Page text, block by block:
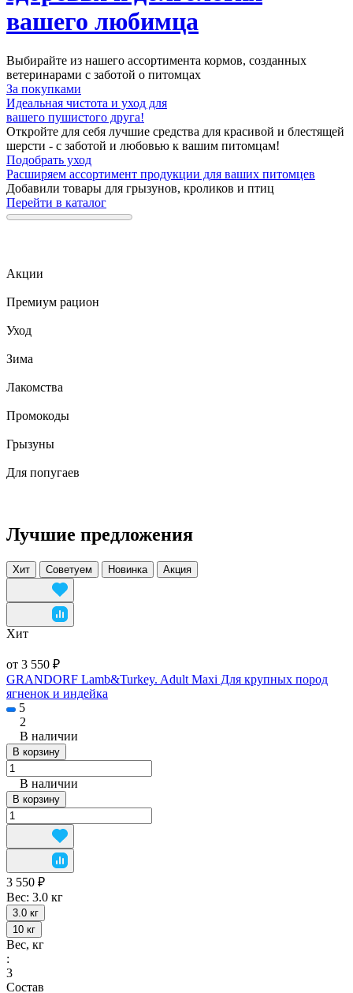
вашего любимца
Выбирайте из нашего ассортимента кормов, созданных
ветеринарами с заботой о питомцах
За покупками
Идеальная чистота и уход для
вашего пушистого друга!
Откройте для себя лучшие средства для красивой и блестящей
шерсти - с заботой и любовью к вашим питомцам!
Подобрать уход
Расширяем ассортимент продукции для ваших питомцев
Добавили товары для грызунов, кроликов и птиц
Перейти в каталог
Акции
Премиум рацион
Уход
Зима
Лакомства
Промокоды
Грызуны
Для попугаев
Лучшие предложения
Хит Советуем Новинка Акция
Хит
от 3 550 ₽
GRANDORF Lamb&Turkey. Adult Maxi Для крупных пород
ягненок и индейка
5
2
В наличии
В корзину
В наличии
В корзину
3 550 ₽
Вес: 3.0 кг
3.0 кг
10 кг
Вес, кг
:
3
Состав